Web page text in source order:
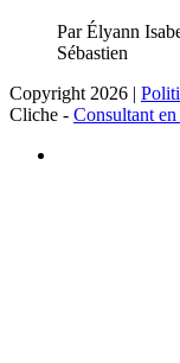
Par Élyann
Sébastien
Copyright 2026 |
Cliche - Consultant